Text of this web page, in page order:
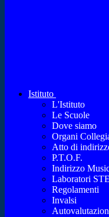
Istituto
L'Istituto
Le Scuole
Dove siamo
Organi
Atto di
P.T.O.F.
Indirizzo
Laboratori
Regolamenti
Invalsi